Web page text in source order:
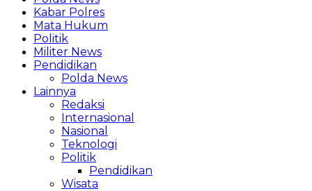
Kabar Polres
Mata Hukum
Politik
Militer News
Pendidikan
Polda News
Lainnya
Redaksi
Internasional
Nasional
Teknologi
Politik
Pendidikan
Wisata